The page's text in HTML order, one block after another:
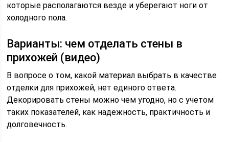
которые располагаются везде и уберегают ноги от
холодного пола.
Варианты: чем отделать стены в
прихожей (видео)
В вопросе о том, какой материал выбрать в качестве
отделки для прихожей, нет единого ответа.
Декорировать стены можно чем угодно, но с учетом
таких показателей, как надежность, практичность и
долговечность.